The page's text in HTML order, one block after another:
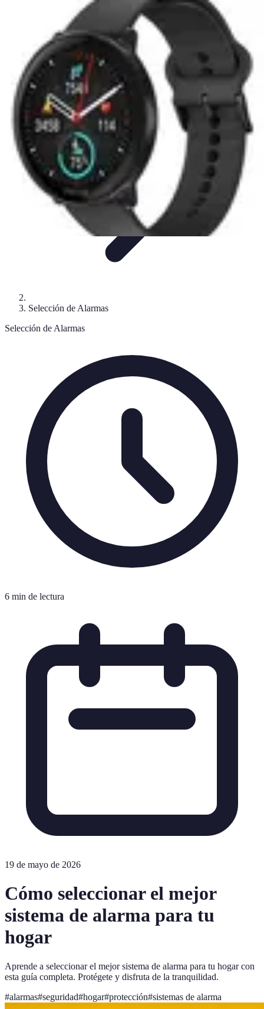
Consejos y Mantenimiento
Guías y Tutoriales
Guía de CompraGuías de Compra
Urgencia Alarma
Selección de Alarmas
Selección de Alarmas
6 min de lectura
19 de mayo de 2026
Cómo seleccionar el mejor
sistema de alarma para tu
hogar
Aprende a seleccionar el mejor sistema de alarma para tu hogar con
esta guía completa. Protégete y disfruta de la tranquilidad.
#alarmas#seguridad#hogar#protección#sistemas de alarma